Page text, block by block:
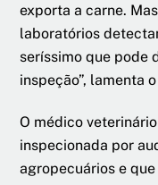
exporta a carne.
laboratórios
seríssimo que pode
inspeção”, lamenta
O médico
inspecionada por
agropecuários e